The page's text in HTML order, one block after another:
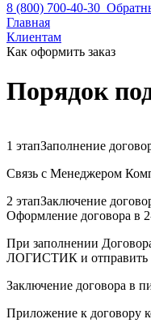
8 (800) 700-40-30
Главная
Клиентам
Как оформить заказ
Порядок
1 этапЗаполнение
Связь с Менеджером
2 этапЗаключение
Оформление договора в
При заполнении
ЛОГИСТИК и отправить
Заключение договора в
Приложение к договору